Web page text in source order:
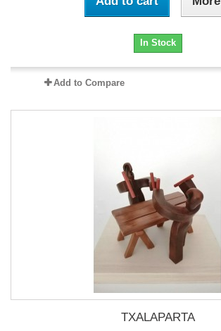
In Stock
Add to Compare
TXALAPARTA